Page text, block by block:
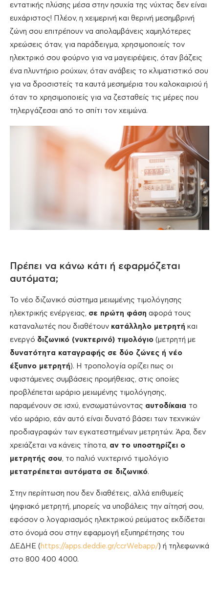
εντατικής πλύσης μέσα στην ησυχία της νύχτας δεν είναι
ευχάριστος! Πλέον, η χειμερινή και θερινή μεσημβρινή
ζώνη σου επιτρέπουν να απολαμβάνεις χαμηλότερες
χρεώσεις όταν, για παράδειγμα, χρησιμοποιείς τον
ηλεκτρικό σου φούρνο για να μαγειρέψεις, όταν βάζεις
ένα πλυντήριο ρούχων, όταν ανάβεις το κλιματιστικό σου
για να δροσιστείς τα καυτά μεσημέρια του καλοκαιριού ή
όταν το χρησιμοποιείς για να ζεσταθείς τις μέρες που
τηλεργάζεσαι από το σπίτι τον χειμώνα.
Πρέπει να κάνω κάτι ή εφαρμόζεται
αυτόματα;
Το νέο διζωνικό σύστημα μειωμένης τιμολόγησης
ηλεκτρικής ενέργειας, σε πρώτη φάση αφορά τους
καταναλωτές που διαθέτουν κατάλληλο μετρητή και
ενεργό διζωνικό (νυκτερινό) τιμολόγιο (μετρητή με
δυνατότητα καταγραφής σε δύο ζώνες ή νέο
έξυπνο μετρητή). Η τροπολογία ορίζει πως οι
υφιστάμενες συμβάσεις προμήθειας, στις οποίες
προβλέπεται ωράριο μειωμένης τιμολόγησης,
παραμένουν σε ισχύ, ενσωματώνοντας αυτοδίκαια το
νέο ωράριο, εάν αυτό είναι δυνατό βάσει των τεχνικών
προδιαγραφών των εγκατεστημένων μετρητών. Άρα, δεν
χρειάζεται να κάνεις τίποτα, αν το υποστηρίζει ο
μετρητής σου, το παλιό νυχτερινό τιμολόγιο
μετατρέπεται αυτόματα σε διζωνικό.
Στην περίπτωση που δεν διαθέτεις, αλλά επιθυμείς
ψηφιακό μετρητή, μπορείς να υποβάλεις την αίτησή σου,
εφόσον ο λογαριασμός ηλεκτρικού ρεύματος εκδίδεται
στο όνομά σου στην εφαρμογή εξυπηρέτησης του
ΔΕΔΗΕ ( https://apps.deddie.gr/ccrWebapp/) ή τηλεφωνικά
στο 800 400 4000.